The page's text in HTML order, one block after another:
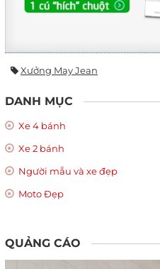
Xưởng May Jean
DANH MỤC
Xe 4 bánh
Xe 2 bánh
Người mẫu và xe đẹp
Moto Đẹp
QUẢNG CÁO